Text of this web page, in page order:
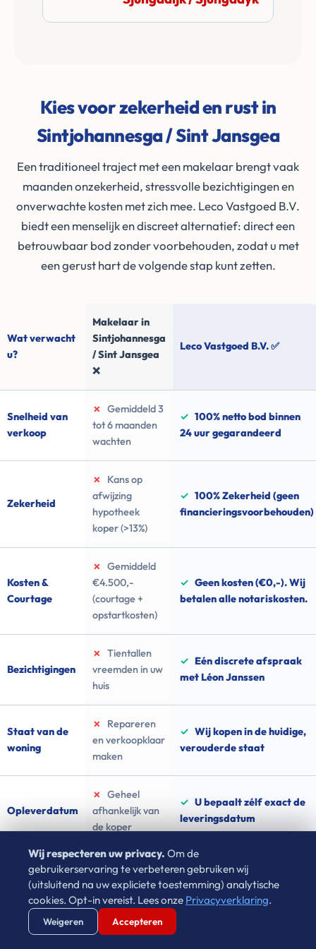
Kies voor zekerheid en rust in
Sintjohannesga / Sint Jansgea
Een traditioneel traject met een makelaar brengt vaak
maanden onzekerheid, stressvolle bezichtigingen en
onverwachte kosten met zich mee. Leco Vastgoed B.V.
biedt een menselijk en discreet alternatief: direct een
betrouwbaar bod zonder voorbehouden, zodat u met
een gerust hart de volgende stap kunt zetten.
Wat verwacht
u?
Makelaar in
Sintjohannesga
/ Sint Jansgea
❌
Leco Vastgoed B.V. ✅
Snelheid van
verkoop
✗
Gemiddeld 3
tot 6 maanden
wachten
✓ 100% netto bod binnen
24 uur gegarandeerd
Zekerheid
✗
Kans op
afwijzing
hypotheek
koper (>13%)
✓ 100% Zekerheid (geen
financieringsvoorbehouden)
Kosten &
Courtage
✗
Gemiddeld
€4.500,-
(courtage +
opstartkosten)
✓ Geen kosten (€0,-). Wij
betalen alle notariskosten.
Bezichtigingen
✗
Tientallen
vreemden in uw
huis
✓ Eén discrete afspraak
met Léon Janssen
Staat van de
woning
✗
Repareren
en verkoopklaar
maken
✓ Wij kopen in de huidige,
verouderde staat
Opleverdatum
✗ Geheel
afhankelijk van
de koper
✓ U bepaalt zélf exact de
leveringsdatum
Ervaar zelf de rust van directe verkoop
Waarom wachten in onzekerheid als u vandaag de
Wij respecteren uw privacy. Om de
gebruikerservaring te verbeteren gebruiken wij
(uitsluitend na uw expliciete toestemming) analytische
cookies. Opt-in vereist. Lees onze Privacyverklaring.
Weigeren Accepteren
Verstuur WhatsApp